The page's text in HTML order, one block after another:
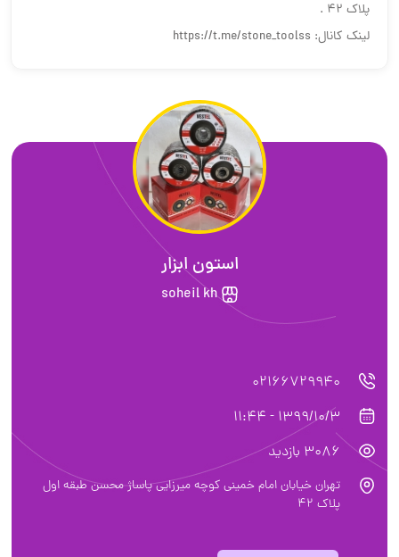
پلاک ۴۲ .
لینک کانال: https://t.me/stone_toolss
استون ابزار
soheil kh
02166729940
1399/10/3 - 11:44
3086 بازدید
تهران خیابان امام خمینی کوچه میرزایی پاساژ محسن طبقه اول
پلاک ۴۲